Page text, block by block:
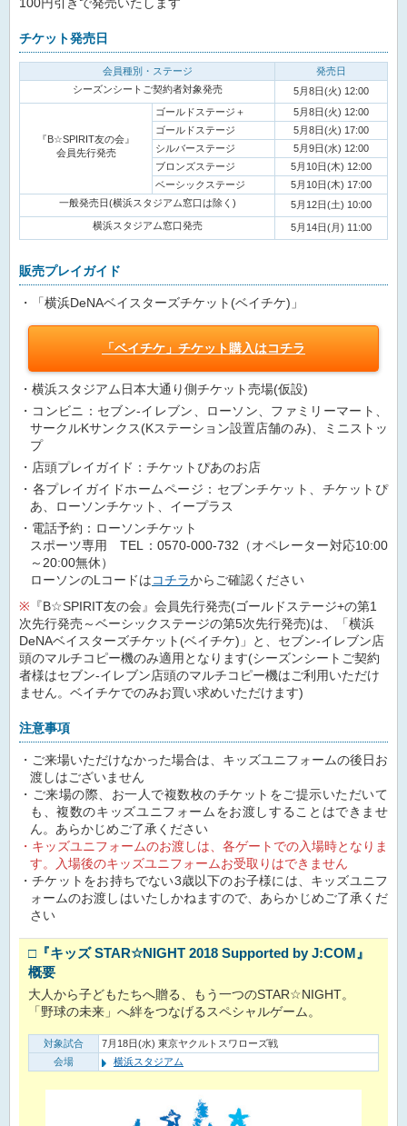
チケット発売日
会員種別・ステージ
発売日
シーズンシートご契約者対象発売
5月8日(火) 12:00
『B☆SPIRIT友の会』
会員先行発売
ゴールドステージ＋
5月8日(火) 12:00
ゴールドステージ
5月8日(火) 17:00
シルバーステージ
5月9日(水) 12:00
ブロンズステージ
5月10日(木) 12:00
ベーシックステージ
5月10日(木) 17:00
一般発売日(横浜スタジアム窓口は除く)
5月12日(土) 10:00
横浜スタジアム窓口発売
5月14日(月) 11:00
販売プレイガイド
・「横浜DeNAベイスターズチケット(ベイチケ)」
「ベイチケ」チケット購入はコチラ
横浜スタジアム日本大通り側チケット売場(仮設)
コンビニ：セブン-イレブン、ローソン、ファミリーマート、
サークルKサンクス(Kステーション設置店舗のみ)、ミニストッ
プ
店頭プレイガイド：チケットぴあのお店
各プレイガイドホームページ：セブンチケット、チケットぴ
あ、ローソンチケット、イープラス
電話予約：ローソンチケット
スポーツ専用 TEL：0570-000-732（オペレーター対応10:00
～20:00無休）
ローソンのLコードはコチラからご確認ください
※ 『B☆SPIRIT友の会』会員先行発売(ゴールドステージ+の第1
次先行発売～ベーシックステージの第5次先行発売)は、「横浜
DeNAベイスターズチケット(ベイチケ)」と、セブン-イレブン店
頭のマルチコピー機のみ適用となります(シーズンシートご契約
者様はセブン-イレブン店頭のマルチコピー機はご利用いただけ
ません。ベイチケでのみお買い求めいただけます)
注意事項
ご来場いただけなかった場合は、キッズユニフォームの後日お
渡しはございません
ご来場の際、お一人で複数枚のチケットをご提示いただいて
も、複数のキッズユニフォームをお渡しすることはできませ
ん。あらかじめご了承ください
キッズユニフォームのお渡しは、各ゲートでの入場時となりま
す。入場後のキッズユニフォームお受取りはできません
チケットをお持ちでない3歳以下のお子様には、キッズユニフ
ォームのお渡しはいたしかねますので、あらかじめご了承くだ
さい
□ 『キッズ STAR☆NIGHT 2018 Supported by J:COM』
概要
大人から子どもたちへ贈る、もう一つのSTAR☆NIGHT。
「野球の未来」へ絆をつなげるスペシャルゲーム。
対象試合
7月18日(水) 東京ヤクルトスワローズ戦
会場
横浜スタジアム